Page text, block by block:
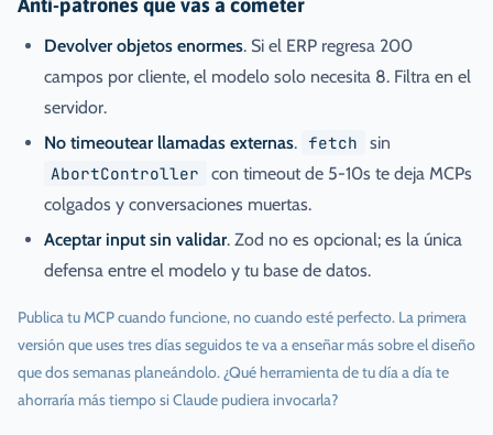
Anti-patrones que vas a cometer
Devolver objetos enormes. Si el ERP regresa 200
campos por cliente, el modelo solo necesita 8. Filtra en el
servidor.
No timeoutear llamadas externas. fetch
sin
AbortController
con timeout de 5-10s te deja MCPs
colgados y conversaciones muertas.
Aceptar input sin validar. Zod no es opcional; es la única
defensa entre el modelo y tu base de datos.
Publica tu MCP cuando funcione, no cuando esté perfecto. La primera
versión que uses tres días seguidos te va a enseñar más sobre el diseño
que dos semanas planeándolo. ¿Qué herramienta de tu día a día te
ahorraría más tiempo si Claude pudiera invocarla?